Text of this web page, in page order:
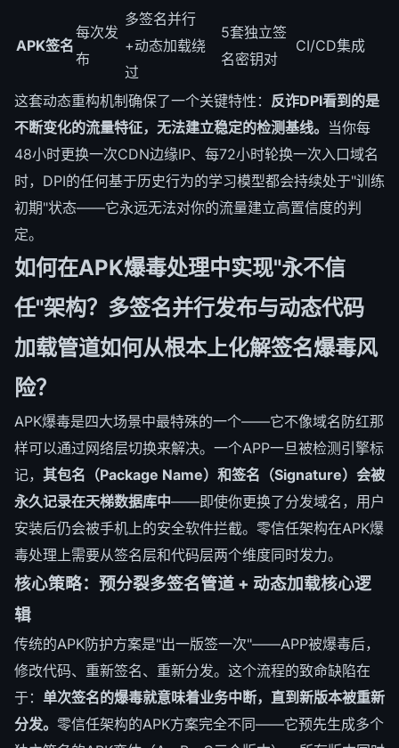
APK签名
每次发
布
多签名并行
+动态加载绕
过
5套独立签
名密钥对
CI/CD集成
这套动态重构机制确保了一个关键特性： 反诈DPI看到的是
不断变化的流量特征，无法建立稳定的检测基线。 当你每
48小时更换一次CDN边缘IP、每72小时轮换一次入口域名
时，DPI的任何基于历史行为的学习模型都会持续处于"训练
初期"状态——它永远无法对你的流量建立高置信度的判
定。
如何在APK爆毒处理中实现"永不信
任"架构？多签名并行发布与动态代码
加载管道如何从根本上化解签名爆毒风
险？
APK爆毒是四大场景中最特殊的一个——它不像域名防红那
样可以通过网络层切换来解决。一个APP一旦被检测引擎标
记， 其包名（Package Name）和签名（Signature）会被
永久记录在天梯数据库中——即使你更换了分发域名，用户
安装后仍会被手机上的安全软件拦截。零信任架构在APK爆
毒处理上需要从签名层和代码层两个维度同时发力。
核心策略：预分裂多签名管道 + 动态加载核心逻
辑
传统的APK防护方案是"出一版签一次"——APP被爆毒后，
修改代码、重新签名、重新分发。这个流程的致命缺陷在
于： 单次签名的爆毒就意味着业务中断，直到新版本被重新
分发。 零信任架构的APK方案完全不同——它预先生成多个